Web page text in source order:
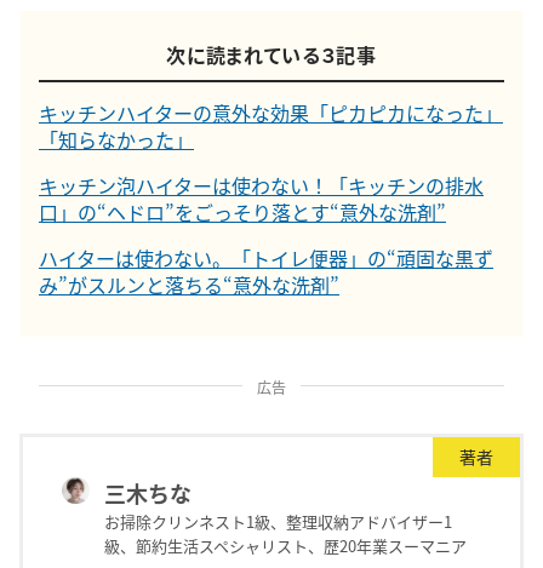
次に読まれている３記事
キッチンハイターの意外な効果「ピカピカになった」
「知らなかった」
キッチン泡ハイターは使わない！「キッチンの排水
口」の“ヘドロ”をごっそり落とす“意外な洗剤”
ハイターは使わない。「トイレ便器」の“頑固な黒ず
み”がスルンと落ちる“意外な洗剤”
広告
著者
三木ちな
お掃除クリンネスト1級、整理収納アドバイザー1
級、節約生活スペシャリスト、歴20年業スーマニア